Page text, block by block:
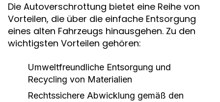
Die Autoverschrottung bietet eine Reihe von
Vorteilen, die über die einfache Entsorgung
eines alten Fahrzeugs hinausgehen. Zu den
wichtigsten Vorteilen gehören:
Umweltfreundliche Entsorgung und
Recycling von Materialien
Rechtssichere Abwicklung gemäß den